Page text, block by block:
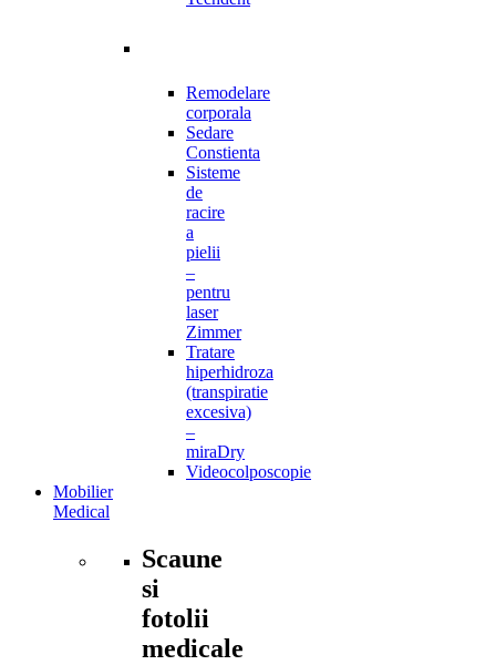
Remodelare
corporala
Sedare
Constienta
Sisteme
de
racire
a
pielii
–
pentru
laser
Zimmer
Tratare
hiperhidroza
(transpiratie
excesiva)
–
miraDry
Videocolposcopie
Mobilier
Medical
Scaune
si
fotolii
medicale